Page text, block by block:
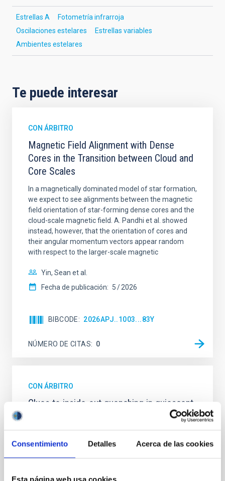
Consentimiento Detalles Acerca de las cookies
Esta página web usa cookies
Estrellas A
Fotometría infrarroja
Oscilaciones estelares
Estrellas variables
Ambientes estelares
Te puede interesar
CON ÁRBITRO
Magnetic Field Alignment with Dense
Cores in the Transition between Cloud and
Core Scales
In a magnetically dominated model of star formation,
we expect to see alignments between the magnetic
field orientation of star-forming dense cores and the
cloud-scale magnetic field. A. Pandhi et al. showed
instead, however, that the orientation of cores and
their angular momentum vectors appear random
with respect to the larger-scale magnetic
Yin, Sean et al.
Fecha de publicación: 5 2026
BIBCODE 2026APJ..1003...83Y
NÚMERO DE CITAS 0
CON ÁRBITRO
Clues to inside-out quenching in quiescent
galaxies at 1.2 ≲ z ≲ 2.2: Age, Fe-, and
Mg-abundance gradients from JWST-
SUSPENSE
Spatially resolved stellar populations of massive